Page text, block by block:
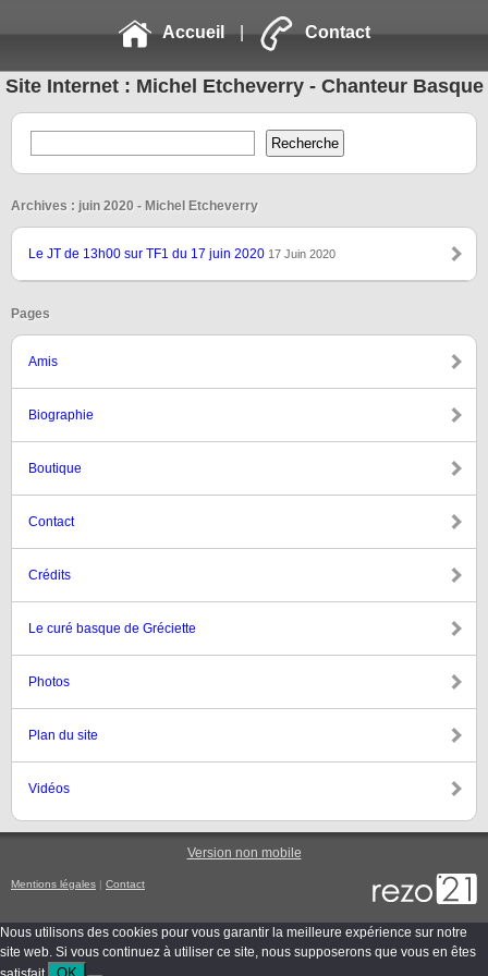
Accueil | Contact
Site Internet : Michel Etcheverry - Chanteur Basque
Archives : juin 2020 - Michel Etcheverry
Le JT de 13h00 sur TF1 du 17 juin 2020 17 Juin 2020
Pages
Amis
Biographie
Boutique
Contact
Crédits
Le curé basque de Gréciette
Photos
Plan du site
Vidéos
Version non mobile
Mentions légales | Contact
Nous utilisons des cookies pour vous garantir la meilleure expérience sur notre
site web. Si vous continuez à utiliser ce site, nous supposerons que vous en êtes